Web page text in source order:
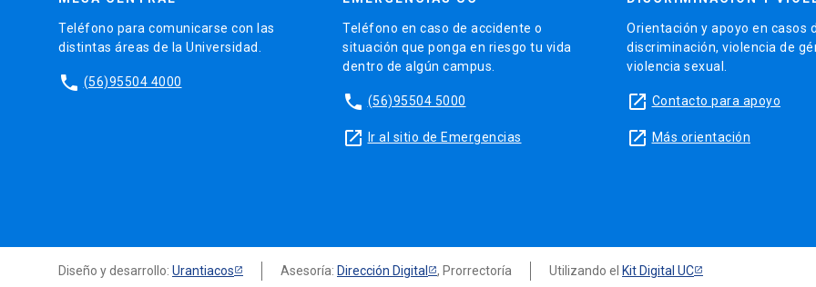
Teléfono para comunicarse con las
distintas áreas de la Universidad.
phone (56)95504 4000
Teléfono en caso de accidente o
situación que ponga en riesgo tu vida
dentro de algún campus.
phone (56)95504 5000
launch Ir al sitio de Emergencias
Orientación y apoyo en casos
discriminación, violencia de
violencia sexual.
launch Contacto para apoyo
launch Más orientación
Diseño y desarrollo: Urantiacos Asesoría: Dirección Digital , Prorrectoría Utilizando el Kit Digital UC